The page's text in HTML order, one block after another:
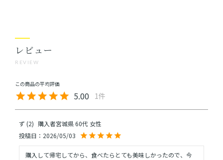
REVIEW
レビュー
5.00 1
ず 2 購入者宮城県60代 女性
投稿日
2026/05/03
購入して帰宅してから、食べたらとても美味しかったので、今